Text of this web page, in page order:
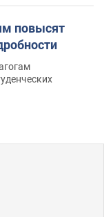
повысят